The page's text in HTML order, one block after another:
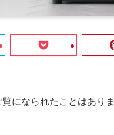
覧になられたことはあり